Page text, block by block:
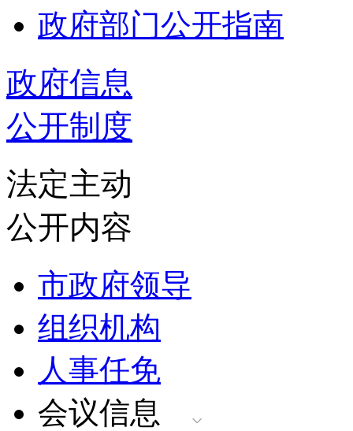
政府部门公开指南
政府信息
公开制度
法定主动
公开内容
市政府领导
组织机构
人事任免
会议信息